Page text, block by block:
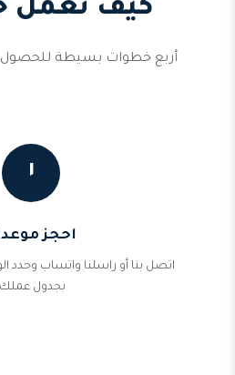
كيف تعمل
أربع خطوات بسيطة للحصول
١
احجز
اتصل بنا أو راسلنا واتساب وحدد
بجدول